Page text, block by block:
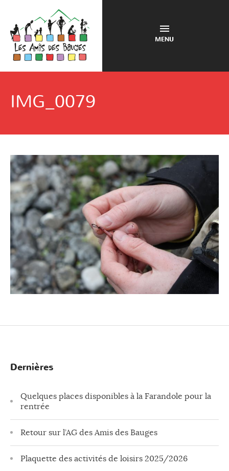
MENU
IMG_0079
Dernières
Quelques places disponibles à la Farandole pour la
rentrée
Retour sur l’AG des Amis des Bauges
Plaquette des activités de loisirs 2025/2026